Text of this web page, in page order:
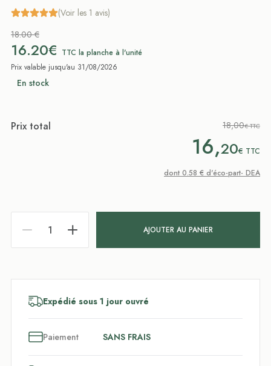
(Voir les 1 avis)
18.00 €
16.20€ TTC la planche à l'unité
Prix valable jusqu'au 31/08/2026
En stock
Prix total 18,00€ TTC
16,20€ TTC
dont 0.58 € d'éco-part- DEA
AJOUTER AU PANIER
Expédié sous 1 jour ouvré
Paiement SANS FRAIS